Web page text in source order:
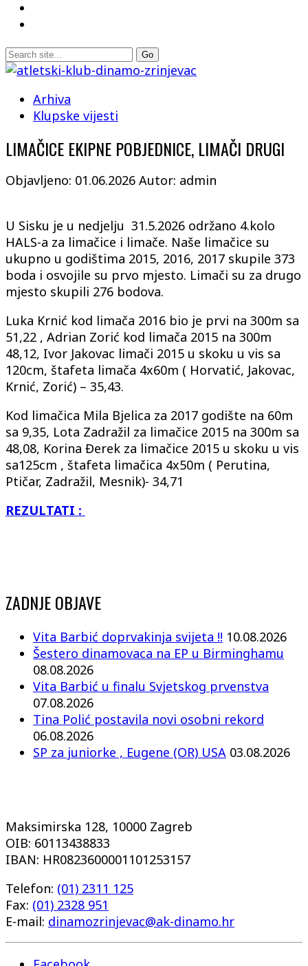
Arhiva
Klupske vijesti
LIMAČICE EKIPNE POBJEDNICE, LIMAČI DRUGI
Objavljeno: 01.06.2026 Autor: admin
U Sisku je u nedjelju 31.5.2026 održano 4.kolo
HALS-a za limačice i limače. Naše limačice su
ukupno u godištima 2015, 2016, 2017 skupile 373
boda i osvojile su prvo mjesto. Limači su za drugo
mjesto skupili 276 bodova.
Luka Krnić kod limača 2016 bio je prvi na 300m sa
51,22 , Adrian Zorić kod limača 2015 na 300m
48,12, Ivor Jakovac limači 2015 u skoku u vis sa
120cm, štafeta limača 4x60m ( Horvatić, Jakovac,
Krnić, Zorić) – 35,43.
Kod limačica Mila Bjelica za 2017 godište na 60m
sa 9,35, Lota Zadražil za limačice 2015 na 300m sa
48,08, Korina Đerek za limačice 2015 u skoku u vis
sa125cm , štafeta limačica 4x50m ( Perutina,
Ptičar, Zadražil, Mesnik)- 34,71
REZULTATI :
ZADNJE OBJAVE
Vita Barbić doprvakinja svijeta !! 10.08.2026
Šestero dinamovaca na EP u Birminghamu
08.08.2026
Vita Barbić u finalu Svjetskog prvenstva
07.08.2026
Tina Polić postavila novi osobni rekord
06.08.2026
SP za juniorke , Eugene (OR) USA 03.08.2026
Maksimirska 128, 10000 Zagreb
OIB: 60113438833
IBAN: HR0823600001101253157
Telefon: (01) 2311 125
Fax: (01) 2328 951
E-mail: dinamozrinjevac@ak-dinamo.hr